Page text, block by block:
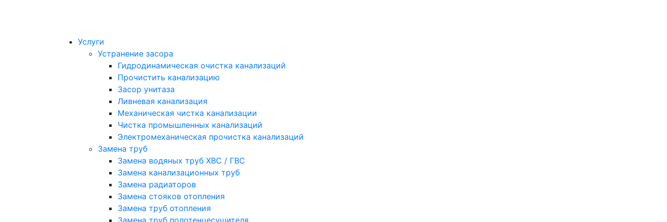
Услуги
Устранение засора
Гидродинамическая очистка канализаций
Прочистить канализацию
Засор унитаза
Ливневая канализация
Механическая чистка канализации
Чистка промышленных канализаций
Электромеханическая прочистка канализаций
Замена труб
Замена водяных труб ХВС / ГВС
Замена канализационных труб
Замена радиаторов
Замена стояков отопления
Замена труб отопления
Замена труб полотенцесушителя